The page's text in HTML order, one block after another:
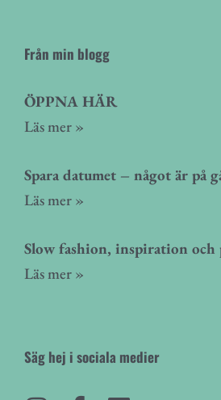
Från min blogg
ÖPPNA HÄR
Läs mer »
Spara datumet – något är på
Läs mer »
Slow fashion, inspiration
Läs mer »
Säg hej i sociala medier